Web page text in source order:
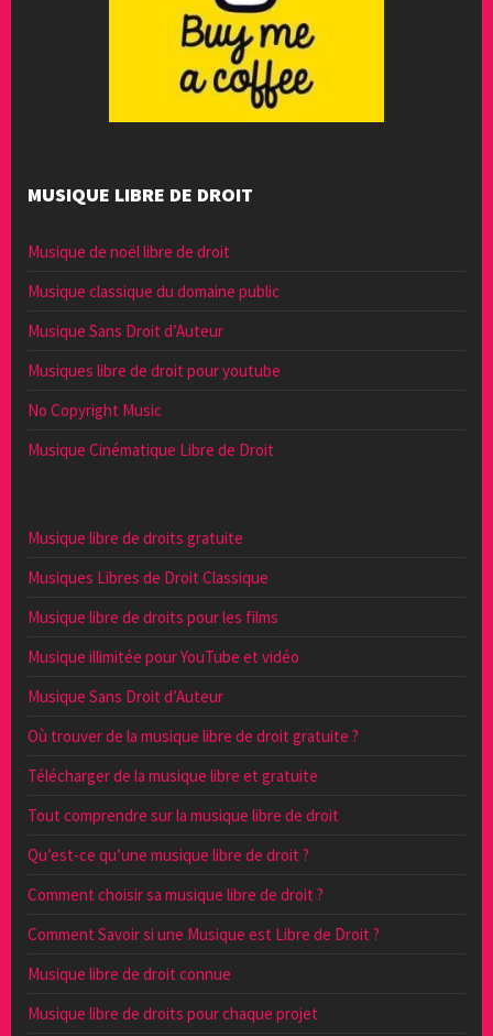
MUSIQUE LIBRE DE DROIT
Musique de noël libre de droit
Musique classique du domaine public
Musique Sans Droit d’Auteur
Musiques libre de droit pour youtube
No Copyright Music
Musique Cinématique Libre de Droit
Musique libre de droits gratuite
Musiques Libres de Droit Classique
Musique libre de droits pour les films
Musique illimitée pour YouTube et vidéo
Musique Sans Droit d’Auteur
Où trouver de la musique libre de droit gratuite ?
Télécharger de la musique libre et gratuite
Tout comprendre sur la musique libre de droit
Qu’est-ce qu’une musique libre de droit ?
Comment choisir sa musique libre de droit ?
Comment Savoir si une Musique est Libre de Droit ?
Musique libre de droit connue
Musique libre de droits pour chaque projet